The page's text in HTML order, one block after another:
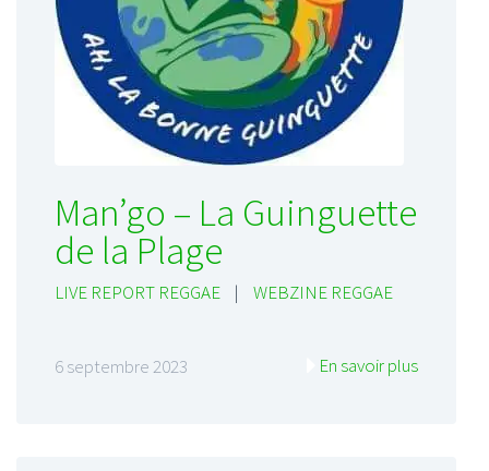
Man’go – La Guinguette
de la Plage
LIVE REPORT REGGAE | WEBZINE REGGAE
6 septembre 2023 En savoir plus